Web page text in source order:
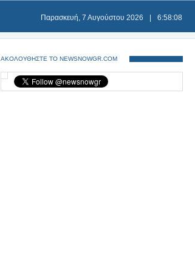
Παρασκευή, 7 Αυγούστου 2026 6:58:08
ΑΚΟΛΟΥΘΗΣΤΕ ΤΟ NEWSNOWGR.COM